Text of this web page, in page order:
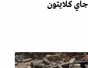
كلايتون